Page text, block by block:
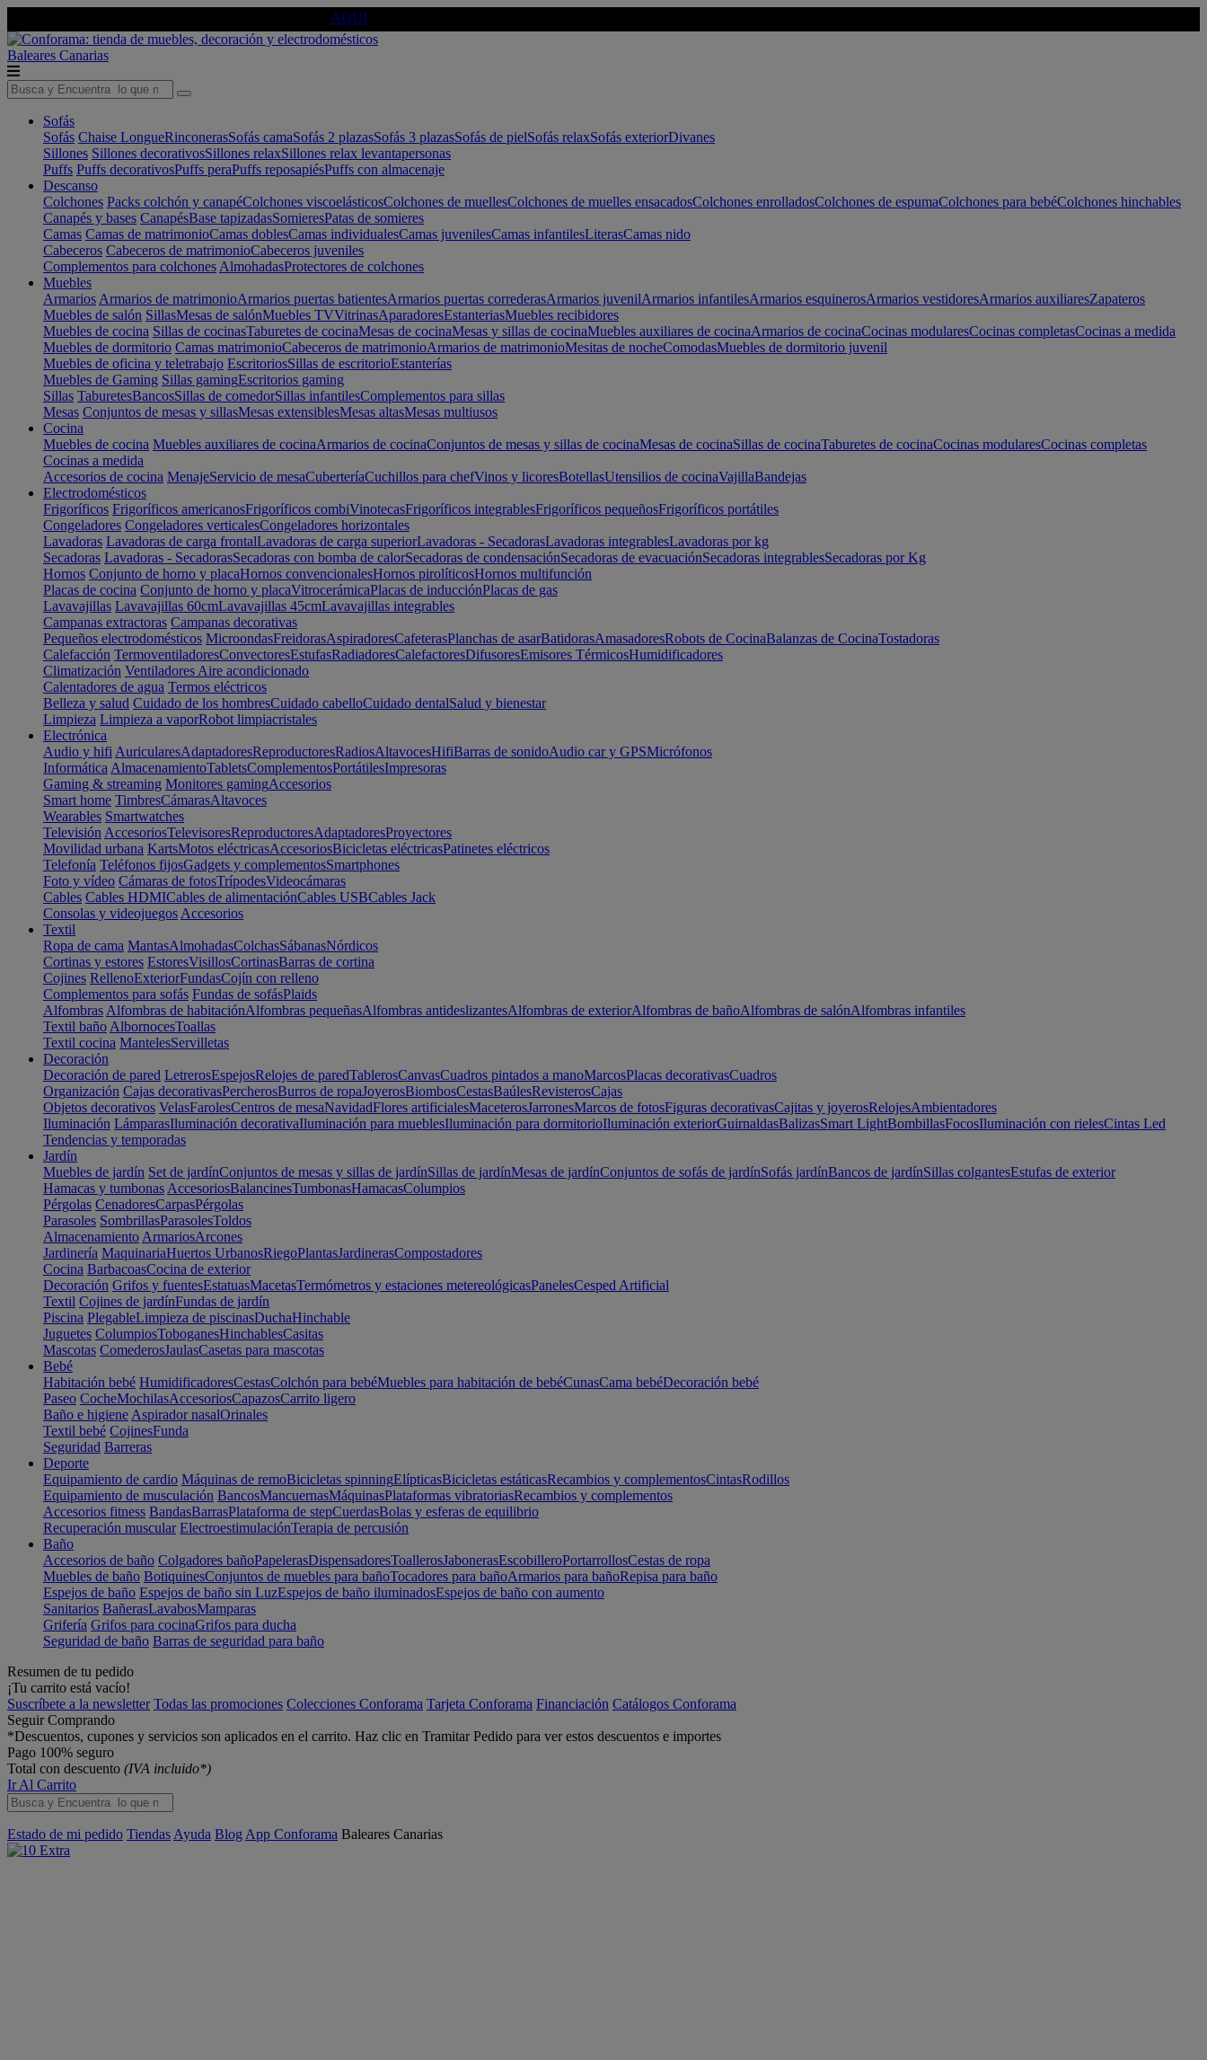
AQUÍ
Baleares Canarias
Sofás
Sofás Chaise LongueRinconerasSofás camaSofás 2 plazasSofás 3 plazasSofás de pielSofás relaxSofás exteriorDivanes
Sillones Sillones decorativosSillones relaxSillones relax levantapersonas
Puffs Puffs decorativosPuffs peraPuffs reposapiésPuffs con almacenaje
Descanso
Colchones Packs colchón y canapéColchones viscoelásticosColchones de muellesColchones de muelles ensacadosColchones enrolladosColchones de espumaColchones para bebéColchones hinchables
Canapés y bases CanapésBase tapizadasSomieresPatas de somieres
Camas Camas de matrimonioCamas doblesCamas individualesCamas juvenilesCamas infantilesLiterasCamas nido
Cabeceros Cabeceros de matrimonioCabeceros juveniles
Complementos para colchones AlmohadasProtectores de colchones
Muebles
Armarios Armarios de matrimonioArmarios puertas batientesArmarios puertas correderasArmarios juvenilArmarios infantilesArmarios esquinerosArmarios vestidoresArmarios auxiliaresZapateros
Muebles de salón SillasMesas de salónMuebles TVVitrinasAparadoresEstanteriasMuebles recibidores
Muebles de cocina Sillas de cocinasTaburetes de cocinaMesas de cocinaMesas y sillas de cocinaMuebles auxiliares de cocinaArmarios de cocinaCocinas modularesCocinas completasCocinas a medida
Muebles de dormitorio Camas matrimonioCabeceros de matrimonioArmarios de matrimonioMesitas de nocheComodasMuebles de dormitorio juvenil
Muebles de oficina y teletrabajo EscritoriosSillas de escritorioEstanterías
Muebles de Gaming Sillas gamingEscritorios gaming
Sillas TaburetesBancosSillas de comedorSillas infantilesComplementos para sillas
Mesas Conjuntos de mesas y sillasMesas extensiblesMesas altasMesas multiusos
Cocina
Muebles de cocina Muebles auxiliares de cocinaArmarios de cocinaConjuntos de mesas y sillas de cocinaMesas de cocinaSillas de cocinaTaburetes de cocinaCocinas modularesCocinas completas
Cocinas a medida
Accesorios de cocina MenajeServicio de mesaCuberteríaCuchillos para chefVinos y licoresBotellasUtensilios de cocinaVajillaBandejas
Electrodomésticos
Frigoríficos Frigoríficos americanosFrigoríficos combiVinotecasFrigoríficos integrablesFrigoríficos pequeñosFrigoríficos portátiles
Congeladores Congeladores verticalesCongeladores horizontales
Lavadoras Lavadoras de carga frontalLavadoras de carga superiorLavadoras - SecadorasLavadoras integrablesLavadoras por kg
Secadoras Lavadoras - SecadorasSecadoras con bomba de calorSecadoras de condensaciónSecadoras de evacuaciónSecadoras integrablesSecadoras por Kg
Hornos Conjunto de horno y placaHornos convencionalesHornos pirolíticosHornos multifunción
Placas de cocina Conjunto de horno y placaVitrocerámicaPlacas de inducciónPlacas de gas
Lavavajillas Lavavajillas 60cmLavavajillas 45cmLavavajillas integrables
Campanas extractoras Campanas decorativas
Pequeños electrodomésticos MicroondasFreidorasAspiradoresCafeterasPlanchas de asarBatidorasAmasadoresRobots de CocinaBalanzas de CocinaTostadoras
Calefacción TermoventiladoresConvectoresEstufasRadiadoresCalefactoresDifusoresEmisores TérmicosHumidificadores
Climatización Ventiladores Aire acondicionado
Calentadores de agua Termos eléctricos
Belleza y salud Cuidado de los hombresCuidado cabelloCuidado dentalSalud y bienestar
Limpieza Limpieza a vaporRobot limpiacristales
Electrónica
Audio y hifi AuricularesAdaptadoresReproductoresRadiosAltavocesHifiBarras de sonidoAudio car y GPSMicrófonos
Informática AlmacenamientoTabletsComplementosPortátilesImpresoras
Gaming & streaming Monitores gamingAccesorios
Smart home TimbresCámarasAltavoces
Wearables Smartwatches
Televisión AccesoriosTelevisoresReproductoresAdaptadoresProyectores
Movilidad urbana KartsMotos eléctricasAccesoriosBicicletas eléctricasPatinetes eléctricos
Telefonía Teléfonos fijosGadgets y complementosSmartphones
Foto y vídeo Cámaras de fotosTrípodesVideocámaras
Cables Cables HDMICables de alimentaciónCables USBCables Jack
Consolas y videojuegos Accesorios
Textil
Ropa de cama MantasAlmohadasColchasSábanasNórdicos
Cortinas y estores EstoresVisillosCortinasBarras de cortina
Cojines RellenoExteriorFundasCojín con relleno
Complementos para sofás Fundas de sofásPlaids
Alfombras Alfombras de habitaciónAlfombras pequeñasAlfombras antideslizantesAlfombras de exteriorAlfombras de bañoAlfombras de salónAlfombras infantiles
Textil baño AlbornocesToallas
Textil cocina MantelesServilletas
Decoración
Decoración de pared LetrerosEspejosRelojes de paredTablerosCanvasCuadros pintados a manoMarcosPlacas decorativasCuadros
Organización Cajas decorativasPercherosBurros de ropaJoyerosBiombosCestasBaúlesRevisterosCajas
Objetos decorativos VelasFarolesCentros de mesaNavidadFlores artificialesMaceterosJarronesMarcos de fotosFiguras decorativasCajitas y joyerosRelojesAmbientadores
Iluminación LámparasIluminación decorativaIluminación para mueblesIluminación para dormitorioIluminación exteriorGuirnaldasBalizasSmart LightBombillasFocosIluminación con rielesCintas Led
Tendencias y temporadas
Jardín
Muebles de jardín Set de jardínConjuntos de mesas y sillas de jardínSillas de jardínMesas de jardínConjuntos de sofás de jardínSofás jardínBancos de jardínSillas colgantesEstufas de exterior
Hamacas y tumbonas AccesoriosBalancinesTumbonasHamacasColumpios
Pérgolas CenadoresCarpasPérgolas
Parasoles SombrillasParasolesToldos
Almacenamiento ArmariosArcones
Jardinería MaquinariaHuertos UrbanosRiegoPlantasJardinerasCompostadores
Cocina BarbacoasCocina de exterior
Decoración Grifos y fuentesEstatuasMacetasTermómetros y estaciones metereológicasPanelesCesped Artificial
Textil Cojines de jardínFundas de jardín
Piscina PlegableLimpieza de piscinasDuchaHinchable
Juguetes ColumpiosToboganesHinchablesCasitas
Mascotas ComederosJaulasCasetas para mascotas
Bebé
Habitación bebé HumidificadoresCestasColchón para bebéMuebles para habitación de bebéCunasCama bebéDecoración bebé
Paseo CocheMochilasAccesoriosCapazosCarrito ligero
Baño e higiene Aspirador nasalOrinales
Textil bebé CojinesFunda
Seguridad Barreras
Deporte
Equipamiento de cardio Máquinas de remoBicicletas spinningElípticasBicicletas estáticasRecambios y complementosCintasRodillos
Equipamiento de musculación BancosMancuernasMáquinasPlataformas vibratoriasRecambios y complementos
Accesorios fitness BandasBarrasPlataforma de stepCuerdasBolas y esferas de equilibrio
Recuperación muscular ElectroestimulaciónTerapia de percusión
Baño
Accesorios de baño Colgadores bañoPapelerasDispensadoresToallerosJabonerasEscobilleroPortarrollosCestas de ropa
Muebles de baño BotiquinesConjuntos de muebles para bañoTocadores para bañoArmarios para bañoRepisa para baño
Espejos de baño Espejos de baño sin LuzEspejos de baño iluminadosEspejos de baño con aumento
Sanitarios BañerasLavabosMamparas
Grifería Grifos para cocinaGrifos para ducha
Seguridad de baño Barras de seguridad para baño
Resumen de tu pedido
¡Tu carrito está vacío!
Suscríbete a la newsletter Todas las promociones Colecciones Conforama Tarjeta Conforama Financiación Catálogos Conforama
Seguir Comprando
*Descuentos, cupones y servicios son aplicados en el carrito. Haz clic en Tramitar Pedido para ver estos descuentos e importes
Pago 100% seguro
Total con descuento (IVA incluido*)
Ir Al Carrito
Estado de mi pedido Tiendas Ayuda Blog App Conforama Baleares Canarias